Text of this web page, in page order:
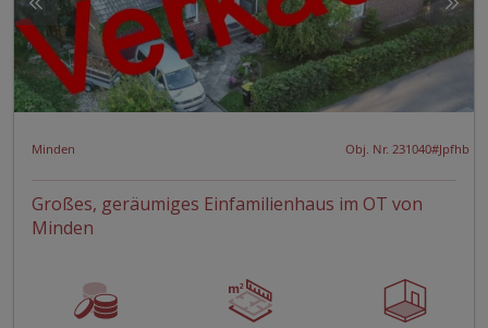
Minden Obj. Nr. 231040#Jpfhb
Großes, geräumiges Einfamilienhaus im OT von
Minden